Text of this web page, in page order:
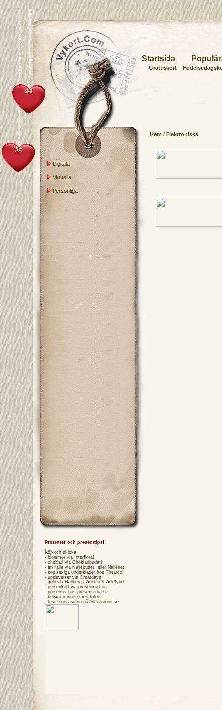
Startsida
Grattiskort
Hem / Elektroniska
Digitala
Virtuella
Personliga
Presenter och presenttips!
Köp och skicka:
- blommor via Interflora!
- choklad via Chokladbudet!
- en nalle via Nallebudet eller Nalleriet!
- köp sexiga underkläder hos Timarco!
- upplevelser via Greatdays
- guld via Hallbergs Guld och Guldfynd
- presenkort via presenkort.nu
- presenter hos presenterna.se
- bevara minnen med foton
- testa nätcasinon på Allacasinon.se